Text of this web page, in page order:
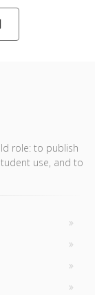
role: to publish
use, and to